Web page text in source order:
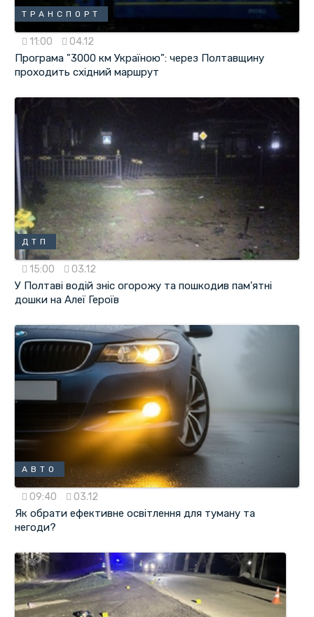
ТРАНСПОРТ
11:00 04.12
Програма "3000 км Україною": через Полтавщину
проходить східний маршрут
ДТП
15:00 03.12
У Полтаві водій зніс огорожу та пошкодив пам'ятні
дошки на Алеї Героїв
АВТО
09:40 03.12
Як обрати ефективне освітлення для туману та
негоди?